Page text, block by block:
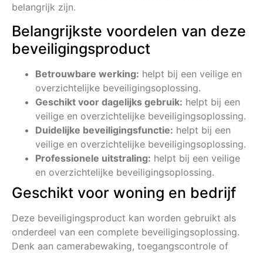
belangrijk zijn.
Belangrijkste voordelen van deze
beveiligingsproduct
Betrouwbare werking: helpt bij een veilige en
overzichtelijke beveiligingsoplossing.
Geschikt voor dagelijks gebruik: helpt bij een
veilige en overzichtelijke beveiligingsoplossing.
Duidelijke beveiligingsfunctie: helpt bij een
veilige en overzichtelijke beveiligingsoplossing.
Professionele uitstraling: helpt bij een veilige
en overzichtelijke beveiligingsoplossing.
Geschikt voor woning en bedrijf
Deze beveiligingsproduct kan worden gebruikt als
onderdeel van een complete beveiligingsoplossing.
Denk aan camerabewaking, toegangscontrole of